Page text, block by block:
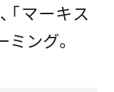
「マーキス
ング。